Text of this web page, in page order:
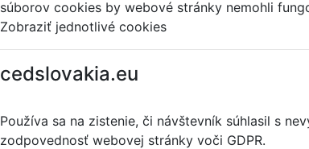
súborov cookies by webové stránky nemohli
Zobraziť jednotlivé cookies
cedslovakia.eu
Používa sa na zistenie, či návštevník súhlasil s
zodpovednosť webovej stránky voči GDPR.